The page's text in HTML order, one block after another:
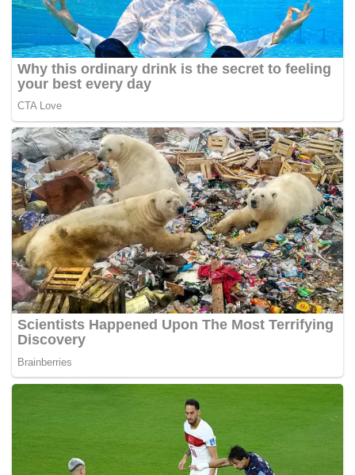
secara terperinci dan mengenal pasti laluan
pergerakan kenderaan tersebut sebelum memasuki
Bulatan Minyak,”katanya ketika dihubungiKosmo!
sebentar tadi.
AkhbarKosmo!
rakaman kamera litar tertutup (CCTV) dalam usaha untuk
mengenal pasti punca kemalangan bas pekerja yang
mengorbankan 12 mangsa itu.
Selain keterangan mangsa yang terselamat, rakaman
CCTV itu dapat membantu pihak polis dalam meneruskan
siasatan kemalangan tersebut.
Mengulas lanjut mengenai dakwaan itu, menurut Zulkifli,
polis sudah meneliti CCTV namun, rakamannya tidak jelas
ekoran kamera tersebut terletak jauh dari lokasi kejadian.
“Berdasarkan keterangan kebanyakan mangsa yang
malah hasil siasatan juga mendapati tiada sebarang
kesan brek di lokasi kejadian.
“Bagaimanapun, laporan lanjut akan diperoleh selepas
pemeriksaan mekanikal selesai dijalankan ke atas bas